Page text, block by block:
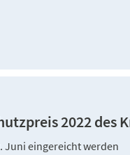
2022 des
Juni eingereicht werden